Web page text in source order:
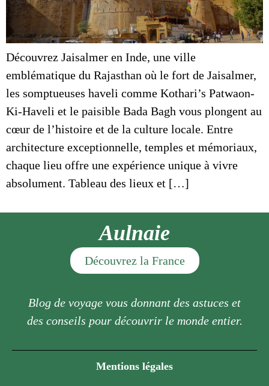
Découvrez Jaisalmer en Inde, une ville
emblématique du Rajasthan où le fort de Jaisalmer,
les somptueuses haveli comme Kothari’s Patwaon-
Ki-Haveli et le paisible Bada Bagh vous plongent au
cœur de l’histoire et de la culture locale. Entre
architecture exceptionnelle, temples et mémoriaux,
chaque lieu offre une expérience unique à vivre
absolument. Tableau des lieux et […]
Aulnaie
Découvrez la France
Blog de voyage vous donnant des astuces et
des conseils pour découvrir le monde entier.
Mentions légales